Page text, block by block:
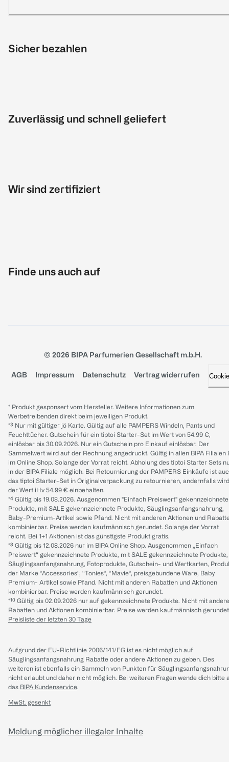
Sicher bezahlen
Zuverlässig und schnell geliefert
Wir sind zertifiziert
Finde uns auch auf
© 2026 BIPA Parfumerien Gesellschaft m.b.H.
AGB Impressum Datenschutz Vertrag widerrufen
* Produkt gesponsert vom Hersteller. Weitere Informationen zum
Werbetreibenden direkt beim jeweiligen Produkt.
*³ Nur mit gültiger jö Karte. Gültig auf alle PAMPERS Windeln, Pants und
Feuchttücher. Gutschein für ein tiptoi Starter-Set im Wert von 54.99 €,
einlösbar bis 30.09.2026. Nur ein Gutschein pro Einkauf einlösbar. Der
Sammelwert wird auf der Rechnung angedruckt. Gültig in allen BIPA Filialen
im Online Shop. Solange der Vorrat reicht. Abholung des tiptoi Starter Sets
in der BIPA Filiale möglich. Bei Retournierung der PAMPERS Einkäufe ist
das tiptoi Starter-Set in Originalverpackung zu retournieren, andernfalls wird
der Wert iHv 54.99 € einbehalten.
*⁴ Gültig bis 19.08.2026. Ausgenommen "Einfach Preiswert" gekennzeichnete
Produkte, mit SALE gekennzeichnete Produkte, Säuglingsanfangsnahrung,
Baby-Premium-Artikel sowie Pfand. Nicht mit anderen Aktionen und
kombinierbar. Preise werden kaufmännisch gerundet. Solange der Vorrat
reicht. Bei 1+1 Aktionen ist das günstigste Produkt gratis.
*⁸ Gültig bis 12.08.2026 nur im BIPA Online Shop. Ausgenommen „Einfach
Preiswert“ gekennzeichnete Produkte, mit SALE gekennzeichnete Produkte,
Säuglingsanfangsnahrung, Fotoprodukte, Gutschein- und Wertkarten,
der Marke “Accessories“, “Tonies“, “Mavie“, preisgebundene Ware, Baby
Premium- Artikel sowie Pfand. Nicht mit anderen Rabatten und Aktionen
kombinierbar. Preise werden kaufmännisch gerundet.
*¹⁰ Gültig bis 02.09.2026 nur auf gekennzeichnete Produkte. Nicht mit
Rabatten und Aktionen kombinierbar. Preise werden kaufmännisch
Preisliste der letzten 30 Tage
Aufgrund der EU-Richtlinie 2006/141/EG ist es nicht möglich auf
Säuglingsanfangsnahrung Rabatte oder andere Aktionen zu geben. Des
weiteren ist ebenfalls ein Sammeln von Punkten für
nicht erlaubt und daher nicht möglich. Bei weiteren Fragen wende dich bitte
das BIPA Kundenservice.
MwSt. gesenkt
Meldung möglicher illegaler Inhalte